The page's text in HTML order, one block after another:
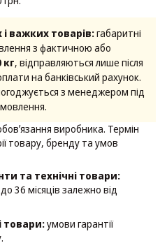
важких товарів:габаритні
з фактичною або
кг, відправляються лише після
на банківський рахунок.
з менеджером під
виробника. Термін
товару, бренду та умов
та технічні товари:
36 місяців залежно від
товари:умови гарантії